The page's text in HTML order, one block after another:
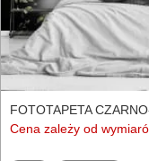
FOTOTAPETA
Cena zależy od